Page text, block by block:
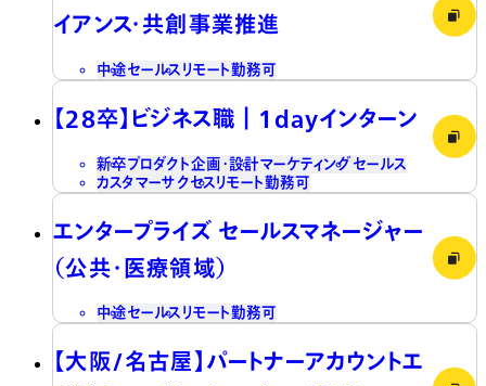
イアンス・共創事業推進
中途セールス リモート勤務可
【28卒】ビジネス職┃1dayインターン
新卒プロダクト企画・設計マーケティングセールス
カスタマーサクセス リモート勤務可
エンタープライズ セールスマネージャー
（公共・医療領域）
中途セールス リモート勤務可
【大阪/名古屋】パートナーアカウントエ